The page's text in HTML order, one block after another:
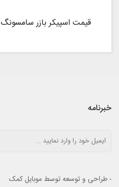
قیمت اسپیکر بازر سامسونگ Note 20 5G
خبرنامه
- طراحی و توسعه توسط موبایل کمک